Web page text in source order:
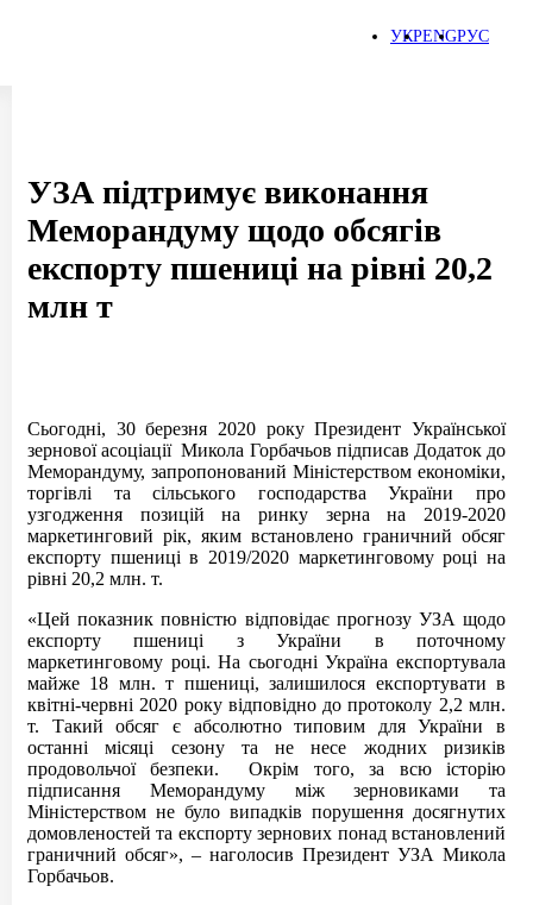
УКРENGРУС
УЗА підтримує виконання
Меморандуму щодо обсягів
експорту пшениці на рівні 20,2
млн т
Сьогодні, 30 березня 2020 року Президент Української
зернової асоціації Микола Горбачьов підписав Додаток до
Меморандуму, запропонований Міністерством економіки,
торгівлі та сільського господарства України про
узгодження позицій на ринку зерна на 2019-2020
маркетинговий рік, яким встановлено граничний обсяг
експорту пшениці в 2019/2020 маркетинговому році на
рівні 20,2 млн. т.
«Цей показник повністю відповідає прогнозу УЗА щодо
експорту пшениці з України в поточному
маркетинговому році. На сьогодні Україна експортувала
майже 18 млн. т пшениці, залишилося експортувати в
квітні-червні 2020 року відповідно до протоколу 2,2 млн.
т. Такий обсяг є абсолютно типовим для України в
останні місяці сезону та не несе жодних ризиків
продовольчої безпеки. Окрім того, за всю історію
підписання Меморандуму між зерновиками та
Міністерством не було випадків порушення досягнутих
домовленостей та експорту зернових понад встановлений
граничний обсяг», – наголосив Президент УЗА Микола
Горбачьов.